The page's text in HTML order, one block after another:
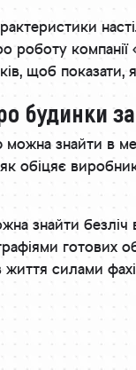
роботу
щоб показати,
будинки
знайти в
обіцяє
знайти
готових
силами